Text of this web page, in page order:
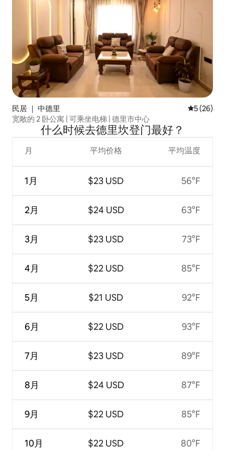
民居 ｜ 中德里 平均评分
5 (26)
宽敞的 2 卧公寓 | 可乘坐电梯 | 德里市中心
什么时候去德里坎登门最好？
月
1月
2月
3月
4月
5月
6月
7月
8月
9月
10月
平均价格
$23 USD
$24 USD
$23 USD
$22 USD
$21 USD
$22 USD
$23 USD
$24 USD
$22 USD
$22 USD
平均温度
56°F
63°F
73°F
85°F
92°F
93°F
89°F
87°F
85°F
80°F